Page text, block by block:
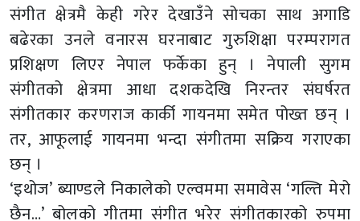
संगीत क्षेत्रमै केही गरेर देखाउँने सोचका साथ अगाडि
बढेरका उनले वनारस घरनाबाट गुरुशिक्षा परम्परागत
प्रशिक्षण लिएर नेपाल फर्केका हुन् । नेपाली सुगम
संगीतको क्षेत्रमा आधा दशकदेखि निरन्तर संघर्षरत
संगीतकार करणराज कार्की गायनमा समेत पोख्त छन् ।
तर, आफूलाई गायनमा भन्दा संगीतमा सक्रिय गराएका
छन् ।
‘इथोज’ ब्याण्डले निकालेको एल्वममा समावेस ‘गल्ति मेरो
छैन…’ बोलको गीतमा संगीत भरेर संगीतकारको रुपमा